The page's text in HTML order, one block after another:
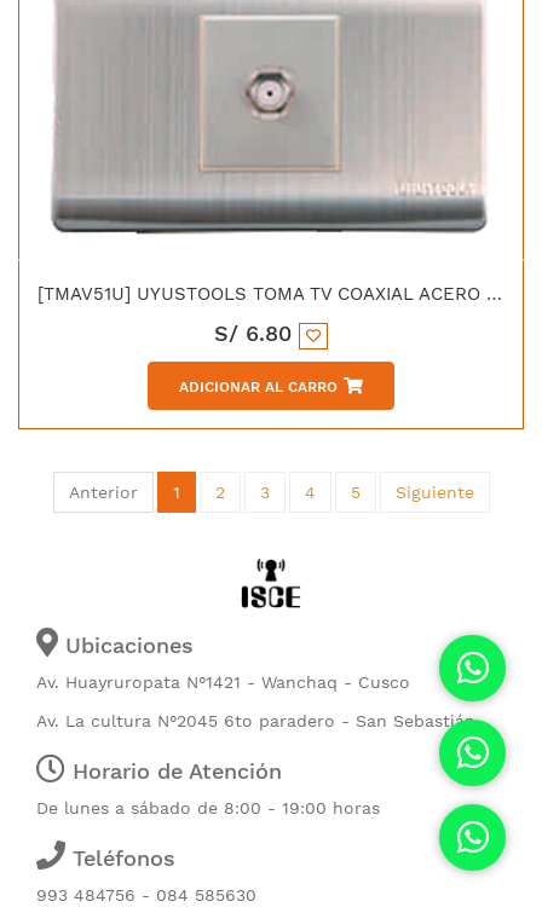
[TMAV51U] UYUSTOOLS TOMA TV COAXIAL ACERO INOX C/CURVA
S/ 6.80
ADICIONAR AL CARRO
Anterior 1 2 3 4 5 Siguiente
Ubicaciones
Av. Huayruropata N°1421 - Wanchaq - Cusco
Av. La cultura N°2045 6to paradero - San Sebastián
Horario de Atención
De lunes a sábado de 8:00 - 19:00 horas
Teléfonos
993 484756 - 084 585630